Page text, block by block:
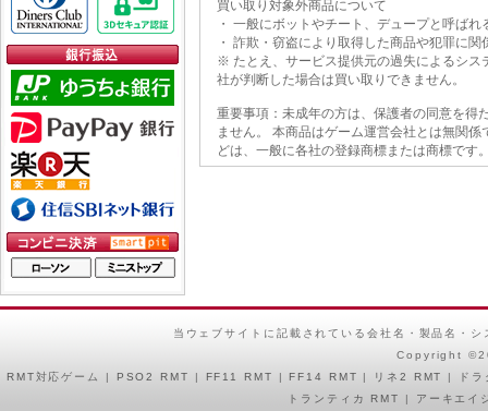
買い取り対象外商品について
・ 一般にボットやチート、デュープと呼ば
・ 詐欺・窃盗により取得した商品や犯罪に関
※ たとえ、サービス提供元の過失によるシス
社が判断した場合は買い取りできません。
重要事項：未成年の方は、保護者の同意を得
ません。 本商品はゲーム運営会社とは無関
どは、一般に各社の登録商標または商標です
当ウェブサイトに記載されている会社名・製品名・
Copyright
RMT対応ゲーム | PSO2 RMT | FF11 RMT |FF14 RMT | リネ2 RMT |
ド
トランティカ RMT
| アーキエイ